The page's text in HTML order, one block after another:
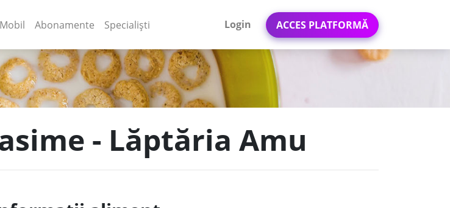
(current)
Abonamente Specialiști Login ACCES PLATFORMĂ
- Lăptăria Amu